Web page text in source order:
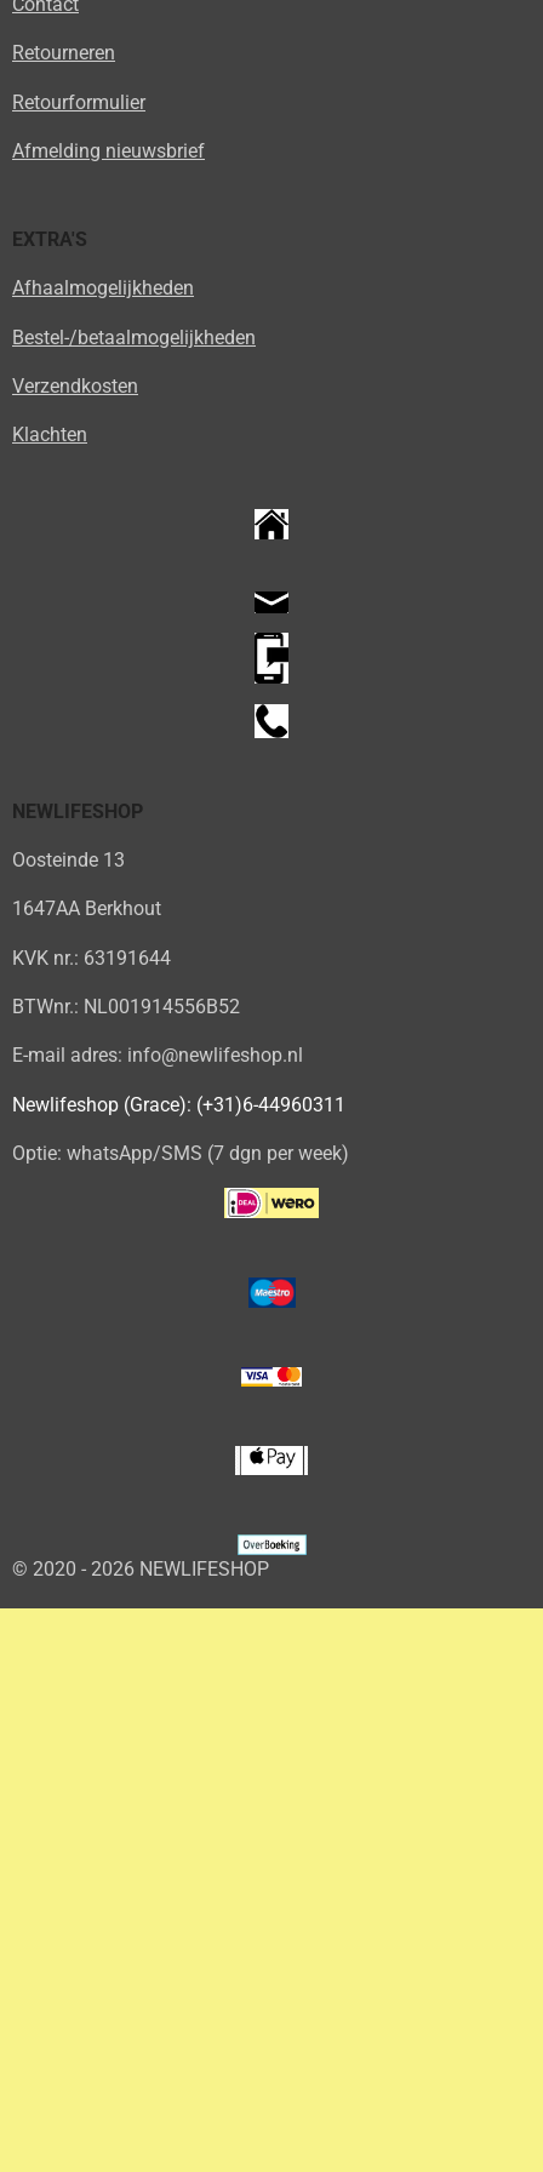
Retourneren
Retourformulier
Afmelding nieuwsbrief
EXTRA'S
Afhaalmogelijkheden
Bestel-/betaalmogelijkheden
Verzendkosten
Klachten
NEWLIFESHOP
Oosteinde 13
1647AA Berkhout
KVK nr.: 63191644
BTWnr.: NL001914556B52
E-mail adres: info@newlifeshop.nl
Newlifeshop (Grace): (+31)6-44960311
Optie: whatsApp/SMS (7 dgn per week)
© 2020 - 2026 NEWLIFESHOP